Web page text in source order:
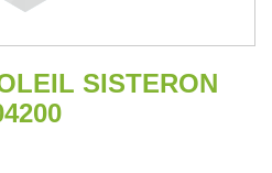
SISTERON